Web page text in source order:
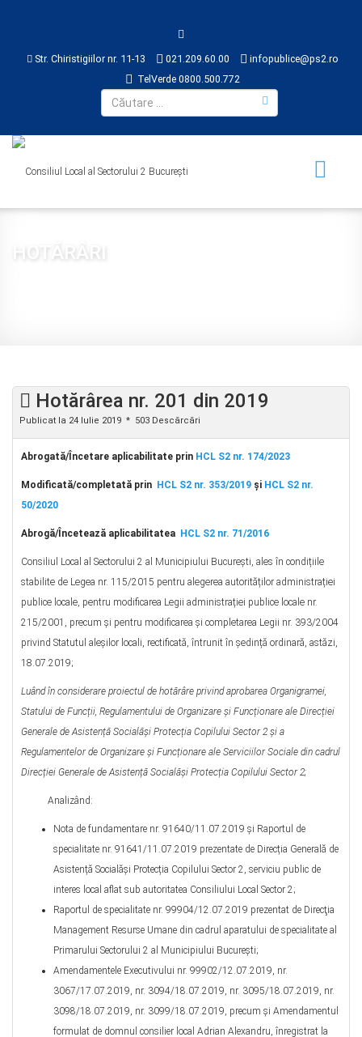
Str. Chiristigiilor nr. 11-13 021.209.60.00
infopublice@ps2.ro
TelVerde 0800.500.772
HOTĂRÂRI
Hotărârea nr. 201 din 2019
Publicat la 24 Iulie 2019 503 Descărcări
Abrogată/Încetare aplicabilitate prin HCL S2 nr. 174/2023
Modificată/completată prin HCL S2 nr. 353/2019 şi HCL S2 nr.
50/2020
Abrogă/Încetează aplicabilitatea HCL S2 nr. 71/2016
Consiliul Local al Sectorului 2 al Municipiului București, ales în condițiile
stabilite de Legea nr. 115/2015 pentru alegerea autorităților administrației
publice locale, pentru modificarea Legii administrației publice locale nr.
215/2001, precum şi pentru modificarea şi completarea Legii nr. 393/2004
privind Statutul aleșilor locali, rectificată, întrunit în ședință ordinară, astăzi,
18.07.2019;
Luând în considerare proiectul de hotărâre privind aprobarea Organigramei,
Statului de Funcții, Regulamentului de Organizare și Funcționare ale Direcției
Generale de Asistență Socialăși Protecția Copilului Sector 2 și a
Regulamentelor de Organizare și Funcționare ale Serviciilor Sociale din cadrul
Direcției Generale de Asistență Socialăși Protecția Copilului Sector 2;
Analizând:
Nota de fundamentare nr. 91640/11.07.2019 şi Raportul de
specialitate nr. 91641/11.07.2019 prezentate de Direcția Generală de
Asistență Socialăși Protecția Copilului Sector 2, serviciu public de
interes local aflat sub autoritatea Consiliului Local Sector 2;
Raportul de specialitate nr. 99904/12.07.2019 prezentat de Direcţia
Management Resurse Umane din cadrul aparatului de specialitate al
Primarului Sectorului 2 al Municipiului Bucureşti;
Amendamentele Executivului nr. 99902/12.07.2019, nr.
3067/17.07.2019, nr. 3094/18.07.2019, nr. 3095/18.07.2019, nr.
3098/18.07.2019, nr. 3099/18.07.2019, precum şi Amendamentul
formulat de domnul consilier local Adrian Alexandru, înregistrat la